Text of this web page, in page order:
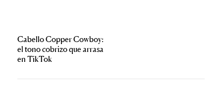
Cabello Copper Cowboy:
el tono cobrizo que arrasa
en TikTok